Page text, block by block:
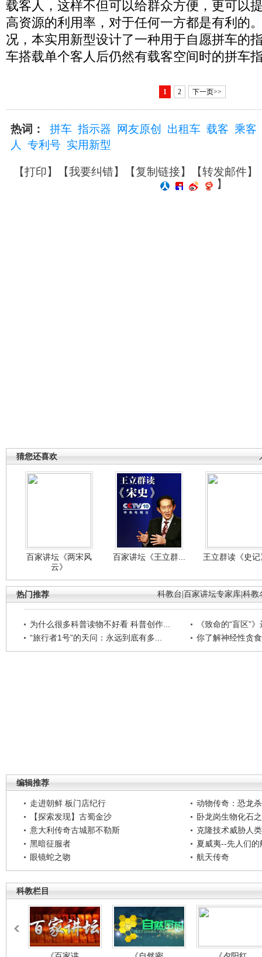
载客人，这样不但可以给群众方便，更可以
高资源的利用率，对于任何一方都是有利的
况，本实用新型设计了一种用于自愿拼车的
车搭载单个客人后仍然有载客空间时的拼车
1 2 下一页>>
热词： 拼车 指示器 网友原创 出租车 载客 乘客
人
专利号 实用新型
【打印】【我要纠错】【复制链接】【转发邮件】
】
猜您还喜欢
百家讲坛《两宋风
云》
百家讲坛《王立群... 王立群读《史
科教台|百家讲坛专家库|科教
热门推荐
为什么很多科普读物不好看 科普创作...
《致命的“盲区”
“旅行者1号”的天问：永远到底有多...
你了解神经性贪
编辑推荐
走进朝鲜 板门店纪行
动物传奇：恐龙
【探索发现】古蜀金沙
卧龙岗生物化石
意大利传奇古城那不勒斯
克隆技术威胁人
黑暗征服者
夏威夷--先人们的
眼镜蛇之吻
航天传奇
科教栏目